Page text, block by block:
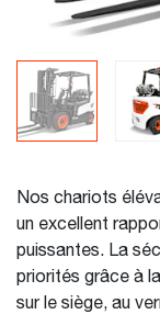
Nos chariots
un excellent
puissantes. La
priorités grâce à
sur le siège, au